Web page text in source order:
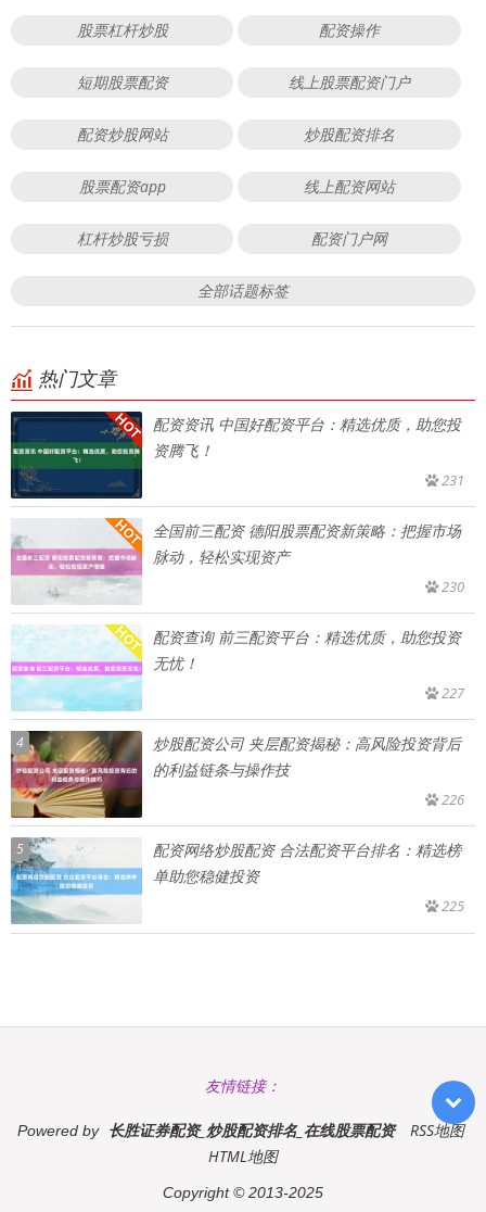
股票杠杆炒股 配资操作
短期股票配资 线上股票配资门户
配资炒股网站 炒股配资排名
股票配资app 线上配资网站
杠杆炒股亏损 配资门户网
全部话题标签
热门文章
配资资讯 中国好配资平台：精选优质，助您投
资腾飞！
231
全国前三配资 德阳股票配资新策略：把握市场
脉动，轻松实现资产
230
配资查询 前三配资平台：精选优质，助您投资
无忧！
227
4
炒股配资公司 夹层配资揭秘：高风险投资背后
的利益链条与操作技
226
5
配资网络炒股配资 合法配资平台排名：精选榜
单助您稳健投资
225
友情链接：
Powered by 长胜证券配资_炒股配资排名_在线股票配资
RSS地图
HTML地图
Copyright© 2013-2025